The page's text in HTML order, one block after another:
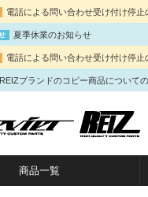
電話による問い合わせ受け付け停止
夏季休業のお知らせ
電話による問い合わせ受け付け停止
REIZブランドのコピー商品について
商品一覧